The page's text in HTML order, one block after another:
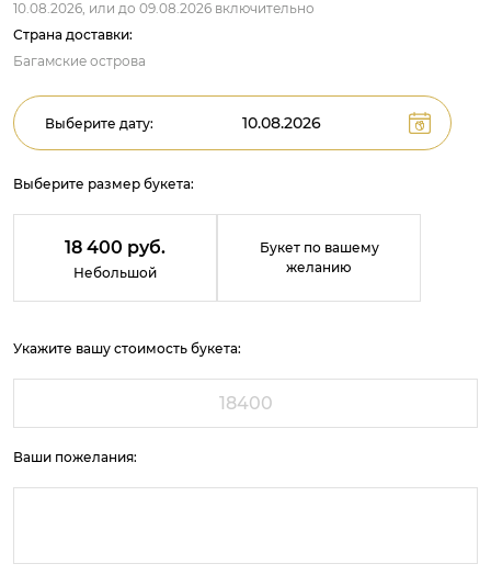
10.08.2026, или до 09.08.2026 включительно
Страна доставки:
Багамские острова
Выберите дату:
Выберите размер букета:
18 400 руб.
Небольшой
Букет по вашему
желанию
Укажите вашу стоимость букета:
Ваши пожелания: